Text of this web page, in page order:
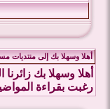
أهلا وسهلا بك إلى منتديات
أهلا وسهلا بك
رغبت بقراءة